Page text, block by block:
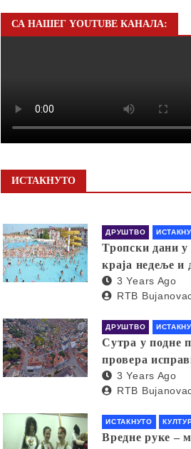
СА НАШЕГ YOUTUBE КАНАЛА:
ИСТАКНУТО
ДРУШТВО
Тропски дани
краја недеље и
3 Years Ago
RTB
ДРУШТВО
Сутра у подне
провера
за узбуњивање
3 Years Ago
RTB
ИСТАКНУТО
Вредне руке –